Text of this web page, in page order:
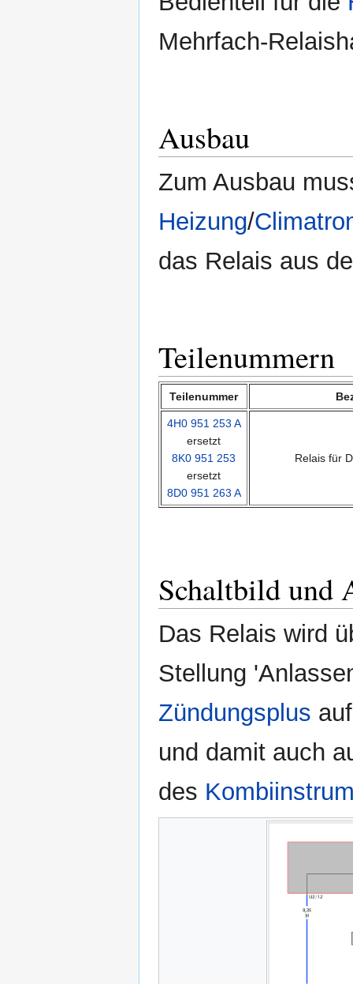
Mehrfach-
Ausbau
Zum Ausbau
Heizung/
das Relais aus
Teilenummern
Teilenummer
4H0 951 253 A
ersetzt
8K0 951 253
ersetzt
8D0 951 263 A
Relais für
Schaltbild und
Das Relais wird
Stellung
Zündungsplus
und damit auch
des